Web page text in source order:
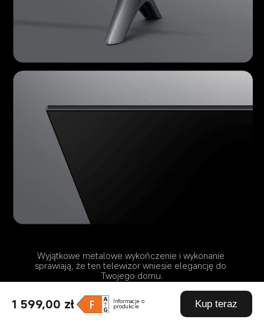
1 599,00 zł Informacje o
produkcie Kup teraz
Wyjątkowe metalowe wykończenie i wykonanie
sprawiają, że ten telewizor wniesie elegancję do
Twojego domu.